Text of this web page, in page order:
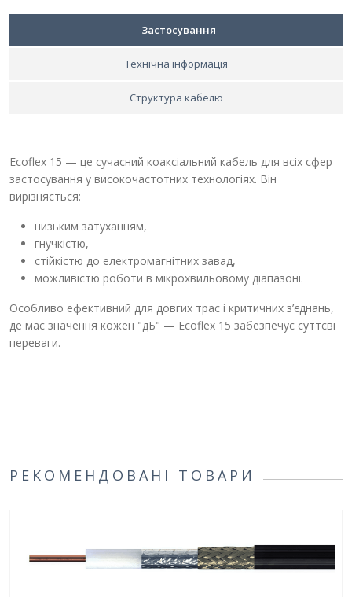
Застосування
Технічна інформація
Структура кабелю
Ecoflex 15 — це сучасний коаксіальний кабель для всіх сфер
застосування у високочастотних технологіях. Він
вирізняється:
низьким затуханням,
гнучкістю,
стійкістю до електромагнітних завад,
можливістю роботи в мікрохвильовому діапазоні.
Особливо ефективний для довгих трас і критичних з’єднань,
де має значення кожен "дБ" — Ecoflex 15 забезпечує суттєві
переваги.
РЕКОМЕНДОВАНІ ТОВАРИ